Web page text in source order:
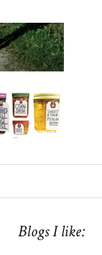
Blogs I like: